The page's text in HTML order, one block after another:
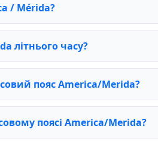
/ Mérida?
літнього часу?
пояс America/Merida?
поясі America/Merida?